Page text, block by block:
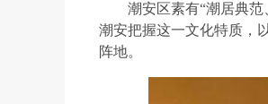
潮安区素有“潮居典
潮安把握这一文化特质，
阵地。